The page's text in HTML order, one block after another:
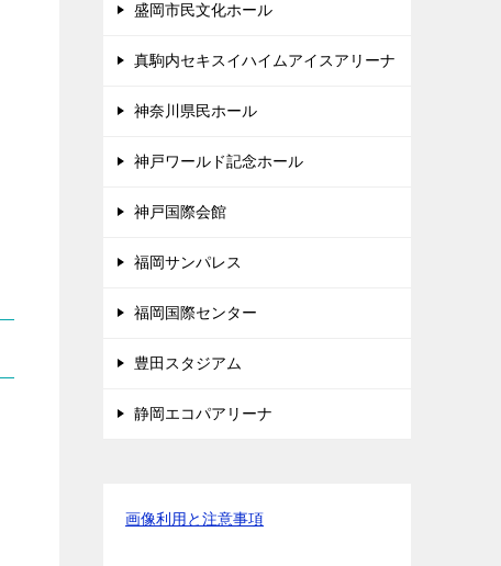
盛岡市民文化ホール
真駒内セキスイハイムアイスアリーナ
神奈川県民ホール
神戸ワールド記念ホール
神戸国際会館
福岡サンパレス
福岡国際センター
豊田スタジアム
静岡エコパアリーナ
画像利用と注意事項